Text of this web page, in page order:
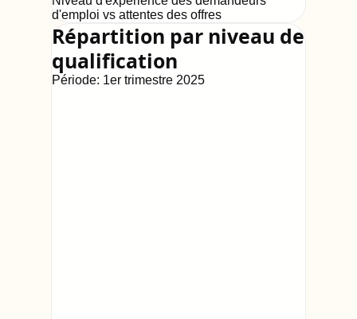
d'emploi vs attentes des offres
Répartition par niveau de
qualification
Période: 1er trimestre 2025